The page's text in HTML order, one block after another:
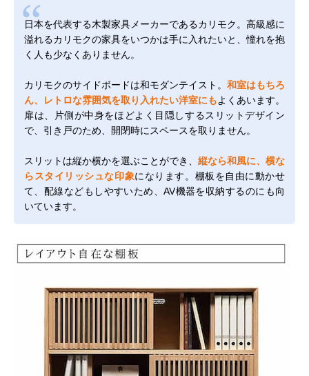
日本を代表する木製家具メーカーであるカリモク。高級感に
溢れるカリモクの家具をいつかは手に入れたいと、憧れを抱
く人も少なくありません。
カリモクのサイドボードは和モダンテイスト。 和室はもちろ
ん、レトロな雰囲気を取り入れたい洋室にもよくあいます。
扉は、片側が中身をほどよく目隠しするスリットデザイン
で、引き戸のため、開閉時にスペースを取りません。
スリットは縦か横かを選ぶことができ、 縦なら和風に、横な
らスタイリッシュな印象になります。棚板を自由に動かせ
て、配線などもしやすいため、AV機器を収納するのにも向
いています。